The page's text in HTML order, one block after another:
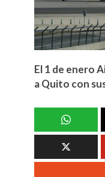
El 1 de enero
a Quito con